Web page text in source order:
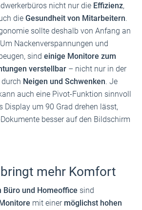
nicht nur die Effizienz,
die Gesundheit von Mitarbeitern.
sollte deshalb von Anfang an
Nackenverspannungen und
sind einige Monitore zum
verstellbar – nicht nur in der
Neigen und Schwenken. Je
auch eine Pivot-Funktion sinnvoll
Display um 90 Grad drehen lässt,
besser auf den Bildschirm
mehr Komfort
Büro und Homeoffice sind
mit einer möglichst hohen